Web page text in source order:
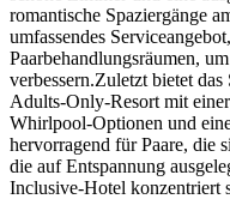
romantische Spaziergänge
umfassendes
Paarbehandlungsräumen,
verbessern.Zuletzt bietet
Adults-Only-Resort mit
Whirlpool-Optionen und
hervorragend für Paare, die
die auf Entspannung
Inclusive-Hotel konzentriert